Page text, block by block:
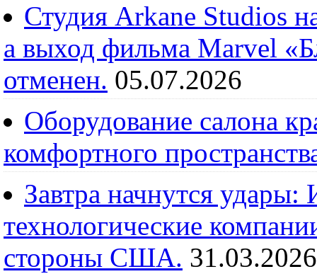
Студия Arkane Studios
а выход фильма Marvel
отменен. 05.07.2026
Оборудование салона
комфортного
Завтра начнутся
технологические
стороны США. 31.03.2026